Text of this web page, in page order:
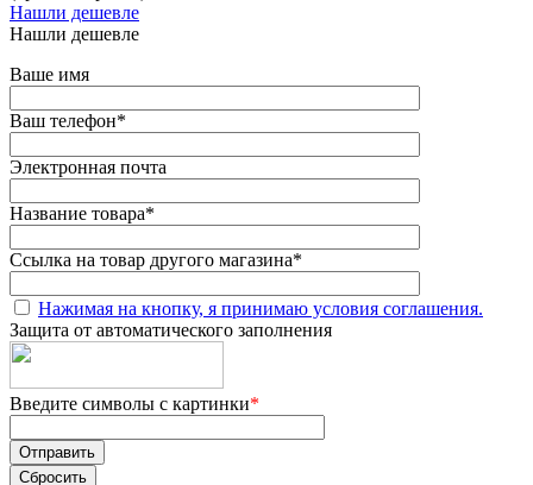
Нашли дешевле
Нашли дешевле
Ваше имя
Ваш телефон*
Электронная почта
Название товара*
Ссылка на товар другого магазина*
Нажимая на кнопку, я принимаю условия соглашения.
Защита от автоматического заполнения
Введите символы с картинки*